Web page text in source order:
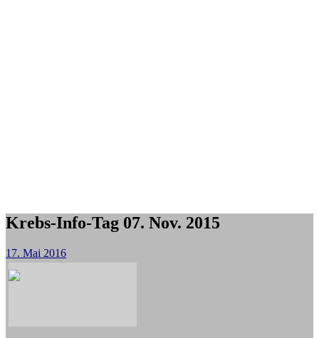
Krebs-Info-Tag 07. Nov. 2015
17. Mai 2016